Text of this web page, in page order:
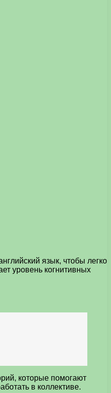
язык, чтобы легко
уровень когнитивных
которые помогают
в коллективе.